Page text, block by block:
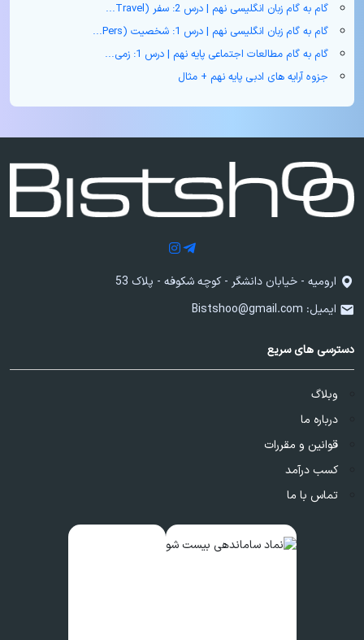
گام به گام زبان انگلیسی نهم | درس 2: سفر (Travel...
گام به گام زبان انگلیسی نهم | درس 1: شخصیت (Pers...
گام به گام مطالعات اجتماعی پایه نهم | درس 1: زمی...
جزوه آرایه های ادبی پایه نهم + مثال
ارومیه - خیابان دانشگر - کوچه شکوفه - پلاک 53
ایمیل: Bistshoo@gmail.com
دسترسی های سریع
وبلاگ
درباره ما
قوانین و مقررات
کسب درآمد
تماس با ما